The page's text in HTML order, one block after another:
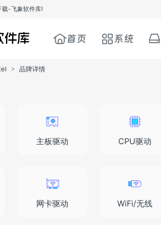
-飞象软件库!
首页 系统
> 品牌详情
主板驱动 CPU驱动
网卡驱动 WiFi/无线